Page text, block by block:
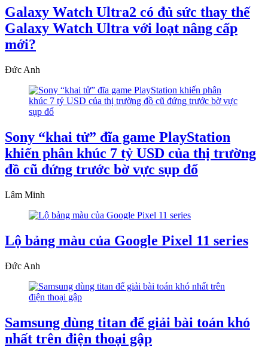
Galaxy Watch Ultra2 có đủ sức thay thế
Galaxy Watch Ultra với loạt nâng cấp
mới?
Đức Anh
Sony “khai tử” đĩa game PlayStation
khiến phân khúc 7 tỷ USD của thị trường
đồ cũ đứng trước bờ vực sụp đổ
Lâm Minh
Lộ bảng màu của Google Pixel 11 series
Đức Anh
Samsung dùng titan để giải bài toán khó
nhất trên điện thoại gập